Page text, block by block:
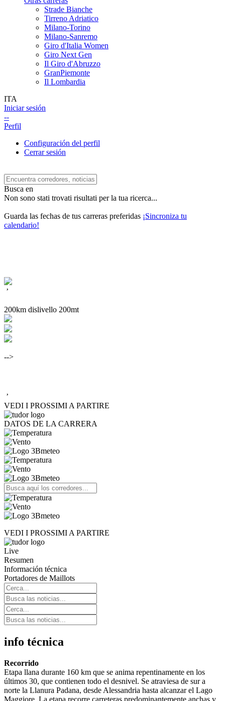
Strade Bianche
Tirreno Adriatico
Milano-Torino
Milano-Sanremo
Giro d'Italia Women
Giro Next Gen
Il Giro d'Abruzzo
GranPiemonte
Il Lombardia
ITA
Iniciar sesión
--
Perfil
Configuración del perfil
Cerrar sesión
Busca en
Non sono stati trovati risultati per la tua ricerca...
Guarda las fechas de tus carreras preferidas ¡Sincroniza tu
calendario!
’
200km dislivello 200mt
-->
’
VEDI I PROSSIMI A PARTIRE
DATOS DE LA CARRERA
VEDI I PROSSIMI A PARTIRE
Live
Resumen
Información técnica
Portadores de Maillots
info técnica
Recorrido
Etapa llana durante 160 km que se anima repentinamente en los
últimos 30, que contienen todo el desnivel. Se atraviesa de sur a
norte la Llanura Padana, desde Alessandria hasta alcanzar el Lago
Maggiore. La etapa recorre carreteras predominantemente anchas y